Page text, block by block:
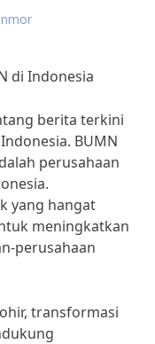
di Indonesia
berita terkini
BUMN
perusahaan
yang hangat
meningkatkan
perusahaan
transformasi